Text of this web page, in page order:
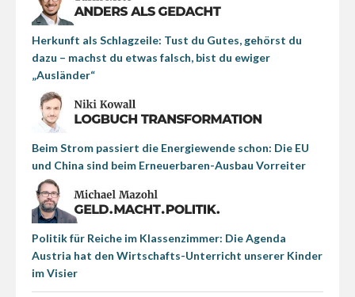
Herkunft als Schlagzeile: Tust du Gutes, gehörst du
dazu – machst du etwas falsch, bist du ewiger
„Ausländer“
Beim Strom passiert die Energiewende schon: Die EU
und China sind beim Erneuerbaren-Ausbau Vorreiter
Politik für Reiche im Klassenzimmer: Die Agenda
Austria hat den Wirtschafts-Unterricht unserer Kinder
im Visier